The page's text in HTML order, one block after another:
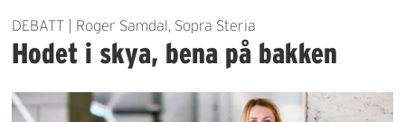
DEBATT | Roger Samdal, Sopra Steria
Hodet i skya, bena på bakken